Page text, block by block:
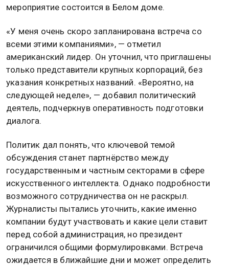
мероприятие состоится в Белом доме.
«У меня очень скоро запланирована встреча со
всеми этими компаниями», — отметил
американский лидер. Он уточнил, что приглашены
только представители крупных корпораций, без
указания конкретных названий. «Вероятно, на
следующей неделе», — добавил политический
деятель, подчеркнув оперативность подготовки
диалога.
Политик дал понять, что ключевой темой
обсуждения станет партнёрство между
государственным и частным секторами в сфере
искусственного интеллекта. Однако подробности
возможного сотрудничества он не раскрыл.
Журналисты пытались уточнить, какие именно
компании будут участвовать и какие цели ставит
перед собой администрация, но президент
ограничился общими формулировками. Встреча
ожидается в ближайшие дни и может определить